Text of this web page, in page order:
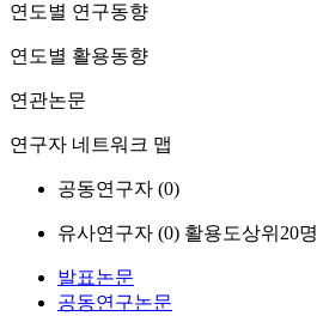
연도별 연구동향
연도별 활용동향
연관논문
연구자 네트워크 맵
공동연구자 (0)
유사연구자 (0) 활용도상위20명
발표논문
공동연구논문